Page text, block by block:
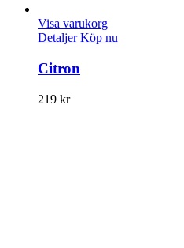
Visa varukorg
Detaljer Köp nu
Citron
219 kr